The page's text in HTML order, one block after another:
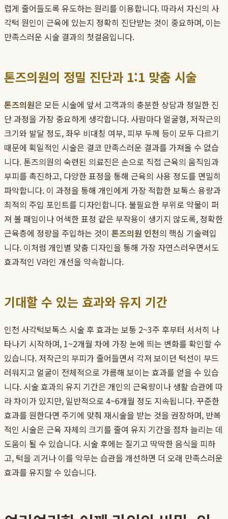
럽게 줄어들도록 유도하는 원리를 이용합니다. 따라서 자신의 사
각턱 원인이 근육에 있는지 정확히 진단받는 것이 중요하며, 이는
만족스러운 시술 결과의 첫걸음입니다.
톤즈의원의 정밀 진단과 1:1 맞춤 시술
톤즈의원은 모든 시술에 앞서 고객과의 충분한 상담과 정밀한 진
단 과정을 가장 중요하게 생각합니다. 사람마다 얼굴형, 저작근의
크기와 발달 정도, 좌우 비대칭 여부, 피부 두께 등이 모두 다르기
때문에 획일적인 시술은 결코 만족스러운 결과를 가져올 수 없습
니다. 톤즈의원의 숙련된 의료진은 손으로 직접 근육의 움직임과
부피를 촉진하고, 다양한 표정을 통해 근육의 사용 정도를 면밀히
파악합니다. 이 과정을 통해 개인에게 가장 적합한 보톡스 용량과
최적의 주입 포인트를 디자인합니다. 불필요한 부위로 약물이 퍼
져 볼 패임이나 어색한 표정 같은 부작용이 생기지 않도록, 정확한
근육층에 정량을 주입하는 것이 톤즈의원 인천의 핵심 기술력입
니다. 이처럼 개인별 맞춤 디자인을 통해 가장 자연스러우면서도
효과적인 V라인 개선을 약속합니다.
기대할 수 있는 효과와 유지 기간
인천 사각턱보톡스 시술 후 효과는 보통 2~3주 후부터 서서히 나
타나기 시작하며, 1~2개월 차에 가장 눈에 띄는 변화를 확인할 수
있습니다. 저작근의 부피가 줄어들면서 각져 보이던 턱선이 부드
러워지고 얼굴이 전체적으로 갸름해 보이는 효과를 얻을 수 있습
니다. 시술 효과의 유지 기간은 개인의 근육량이나 생활 습관에 따
라 차이가 있지만, 일반적으로 4~6개월 정도 지속됩니다. 꾸준한
효과를 원한다면 주기에 맞춰 재시술을 받는 것을 권장하며, 반복
적인 시술은 근육 자체의 크기를 줄여 유지 기간을 점차 늘리는 데
도움이 될 수 있습니다. 시술 후에는 질기고 딱딱한 음식을 피하
고, 턱을 괴거나 이를 악무는 습관을 개선하면 더 오래 만족스러운
효과를 유지할 수 있습니다.